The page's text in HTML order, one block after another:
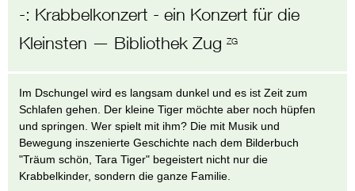
-: Krabbelkonzert - ein Konzert für die
Kleinsten — Bibliothek ZugZG
Im Dschungel wird es langsam dunkel und es ist Zeit zum
Schlafen gehen. Der kleine Tiger möchte aber noch hüpfen
und springen. Wer spielt mit ihm? Die mit Musik und
Bewegung inszenierte Geschichte nach dem Bilderbuch
"Träum schön, Tara Tiger" begeistert nicht nur die
Krabbelkinder, sondern die ganze Familie.